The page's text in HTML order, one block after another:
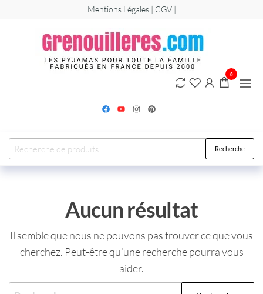
Mentions Légales | CGV |
pyjamas
hommes,
femmes et
0
Recherche
Aucun résultat
Il semble que nous ne pouvons pas trouver ce que vous
cherchez. Peut-être qu’une recherche pourra vous
aider.